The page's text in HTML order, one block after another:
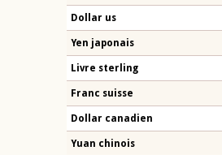
Dollar us
Yen japonais
Livre sterling
Franc suisse
Dollar canadien
Yuan chinois